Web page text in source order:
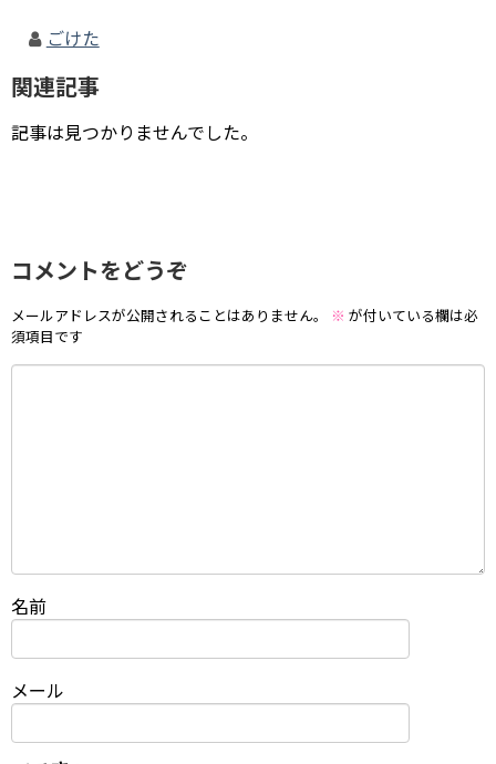
ごけた
関連記事
記事は見つかりませんでした。
コメントをどうぞ
メールアドレスが公開されることはありません。 ※ が付いている欄は必
須項目です
名前
メール